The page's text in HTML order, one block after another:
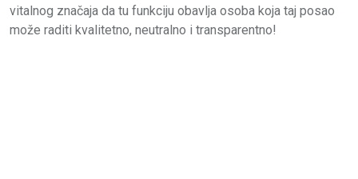
vitalnog značaja da tu funkciju obavlja osoba koja taj posao
može raditi kvalitetno, neutralno i transparentno!